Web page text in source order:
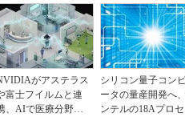
がアステラス
富士フイルムと連
、AIで医療分野支
シリコン量子コン
ータの量産開発へ
ンテルの18Aプロ